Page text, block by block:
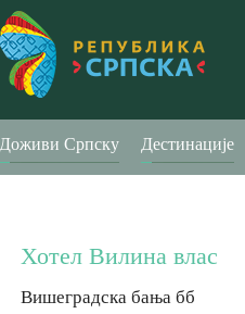
Доживи Српску Дестинације
Хотел Вилина влас
Вишеградска бања бб